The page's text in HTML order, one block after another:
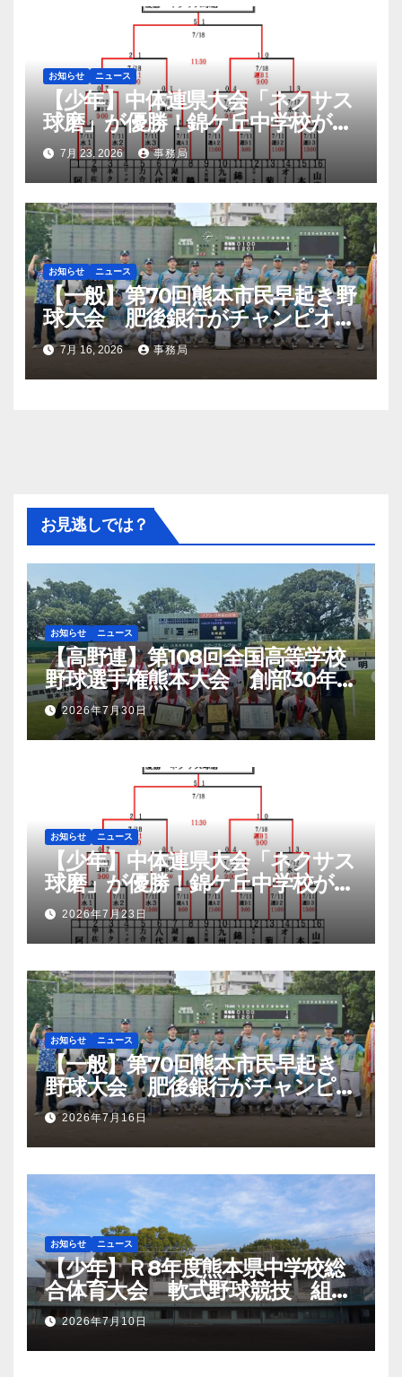
お知らせ ニュース
【少年】中体連県大会「ネクサス
球磨」が優勝！錦ケ丘中学校が準
優勝！九州大会へ
7月 23, 2026 事務局
お知らせ ニュース
【一般】第70回熊本市民早起き野
球大会 肥後銀行がチャンピオン
シップ初優勝
7月 16, 2026 事務局
お見逃しでは？
お知らせ ニュース
【高野連】第108回全国高等学校
野球選手権熊本大会 創部30年有
明高校悲願の初優勝
2026年7月30日
お知らせ ニュース
【少年】中体連県大会「ネクサス
球磨」が優勝！錦ケ丘中学校が準
優勝！九州大会へ
2026年7月23日
お知らせ ニュース
【一般】第70回熊本市民早起き
野球大会 肥後銀行がチャンピオ
ンシップ初優勝
2026年7月16日
お知らせ ニュース
【少年】Ｒ8年度熊本県中学校総
合体育大会 軟式野球競技 組み
合わせ
2026年7月10日